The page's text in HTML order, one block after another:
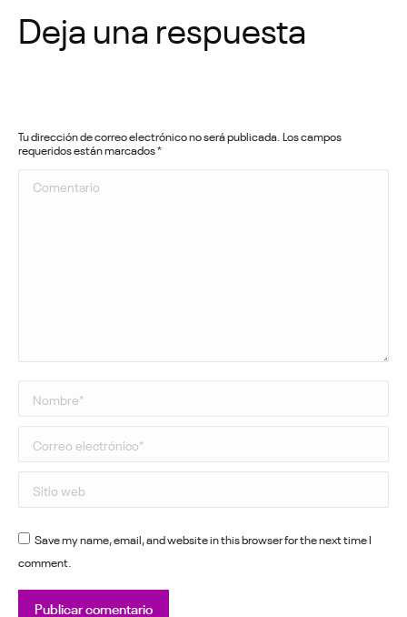
Deja una respuesta
Tu dirección de correo electrónico no será publicada. Los campos
requeridos están marcados*
Comentario
Nombre *
Correo electrónico *
Sitio web
Save my name, email, and website in this browser for the next time I
comment.
Publicar comentario